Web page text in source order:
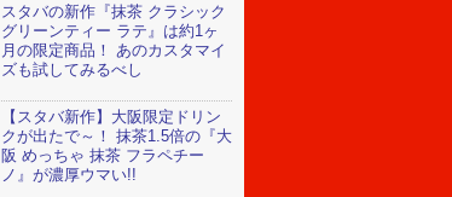
スタバの新作『抹茶 クラシック
グリーンティー ラテ』は約1ヶ
月の限定商品！ あのカスタマイ
ズも試してみるべし
【スタバ新作】大阪限定ドリン
クが出たで～！ 抹茶1.5倍の『大
阪 めっちゃ 抹茶 フラペチー
ノ』が濃厚ウマい!!